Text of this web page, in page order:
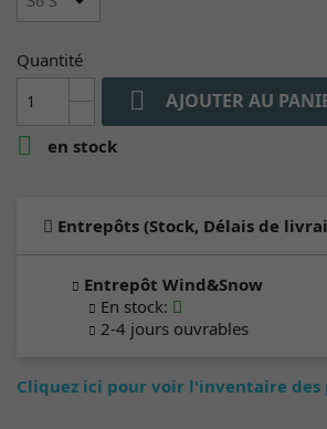
Quantité
 AJOUTER AU

en stock
Entrepôts (Stock, Délais de
Entrepôt Wind&Snow
En stock:
2-4 jours ouvrables
Cliquez ici pour voir l'inventaire